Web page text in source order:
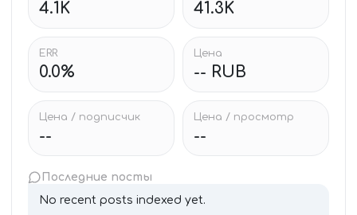
4.1K 41.3K
ERR
0.0%
Цена
-- RUB
Цена / подписчик
--
Цена / просмотр
--
Последние посты
No recent posts indexed yet.